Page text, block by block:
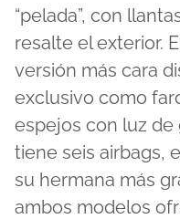
“pelada”, con
resalte el exterior.
versión más cara
exclusivo como
espejos con luz de
tiene seis airbags,
su hermana más
ambos modelos